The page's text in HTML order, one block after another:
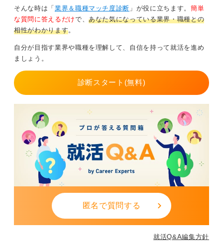
そんな時は「 業界＆職種マッチ度診断 」が役に立ちます。 簡単
な質問に答えるだけで、あなた気になっている業界・職種との
相性がわかります。
自分が目指す業界や職種を理解して、自信を持って就活を進め
ましょう。
診断スタート(無料)
匿名で質問する
就活Q&A編集方針